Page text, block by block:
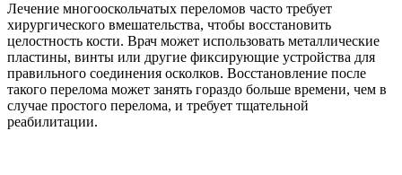
Лечение многооскольчатых переломов часто требует
хирургического вмешательства, чтобы восстановить
целостность кости. Врач может использовать металлические
пластины, винты или другие фиксирующие устройства для
правильного соединения осколков. Восстановление после
такого перелома может занять гораздо больше времени, чем в
случае простого перелома, и требует тщательной
реабилитации.